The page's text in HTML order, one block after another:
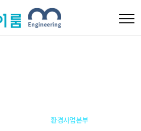
환경사업본부